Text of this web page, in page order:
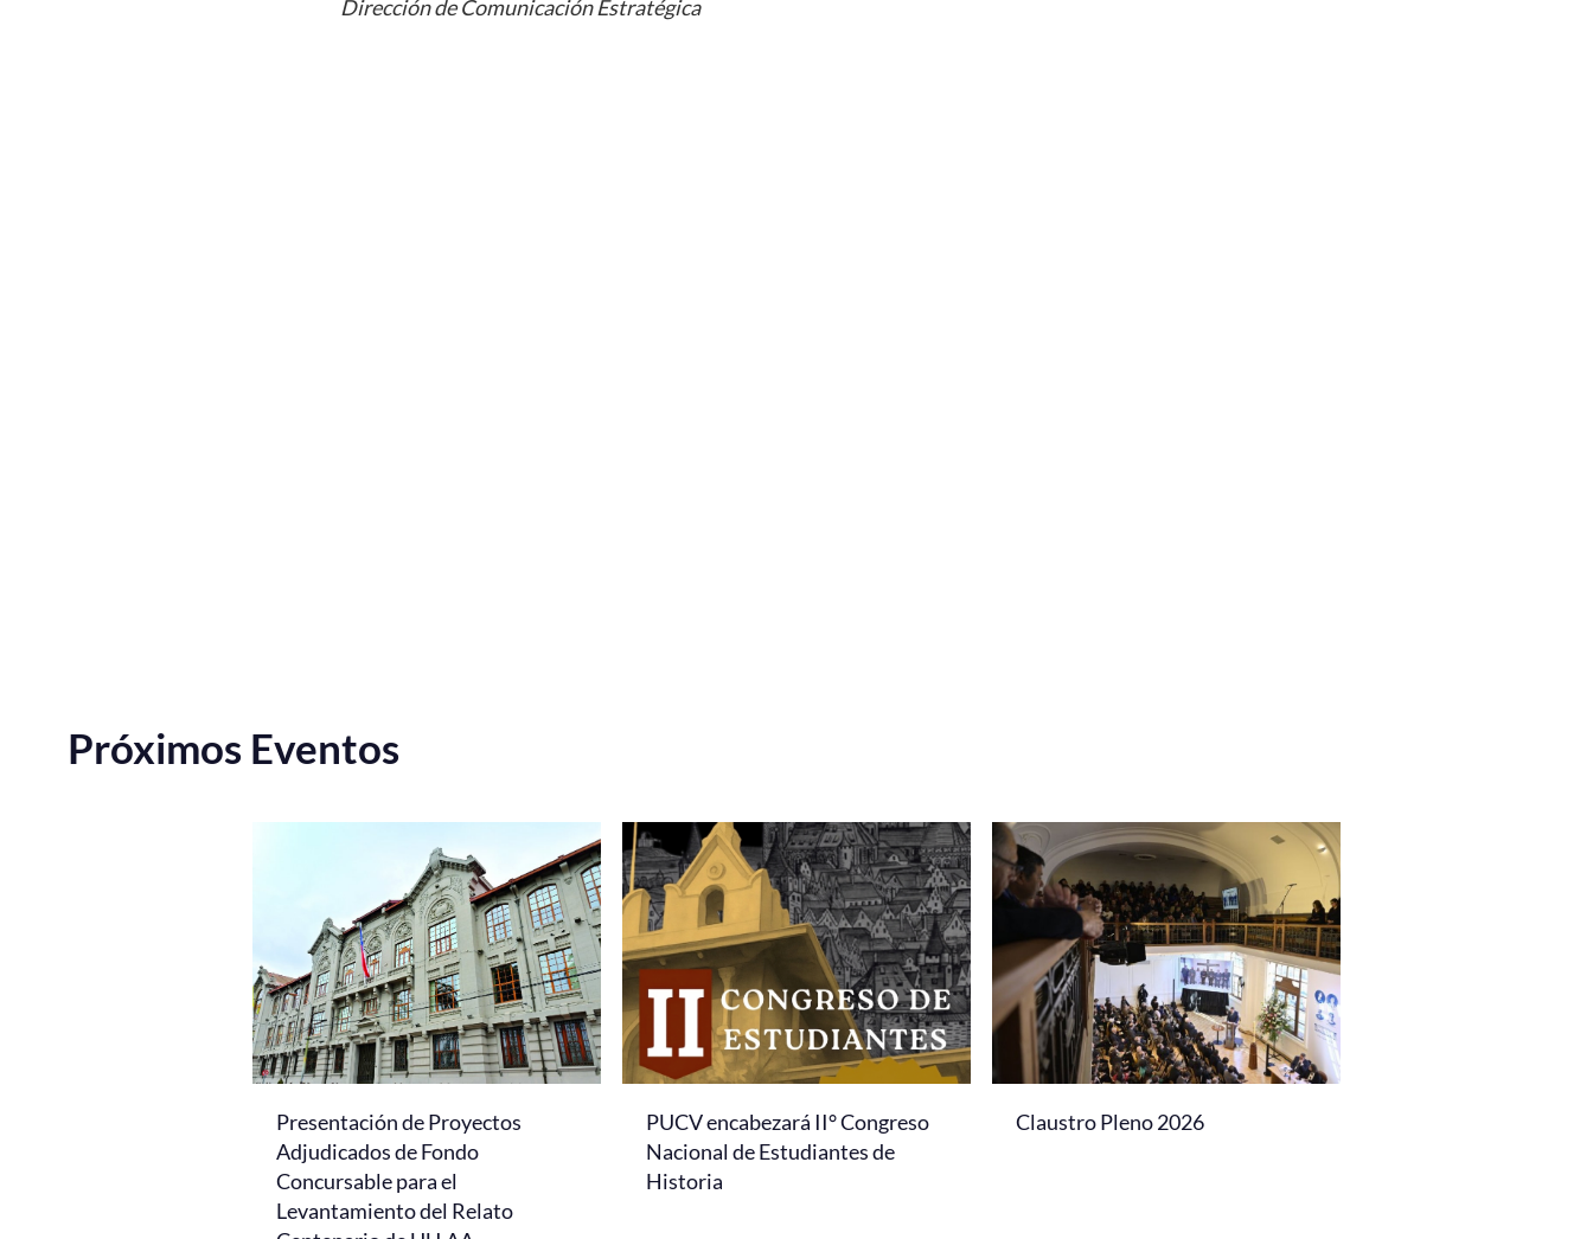
Dirección de Comunicación Estratégica
Próximos Eventos
Presentación de Proyectos
Adjudicados de Fondo
Concursable para el
Levantamiento del Relato
PUCV encabezará II° Congreso
Nacional de Estudiantes de
Historia
Claustro Pleno 2026